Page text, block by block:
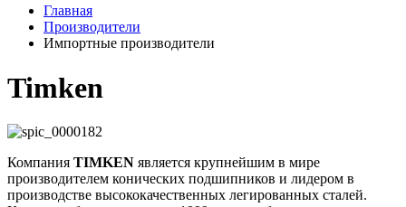
Главная
Производители
Импортные производители
Timken
Компания TIMKEN является крупнейшим в мире
производителем конических подшипников и лидером в
производстве высококачественных легированных сталей.